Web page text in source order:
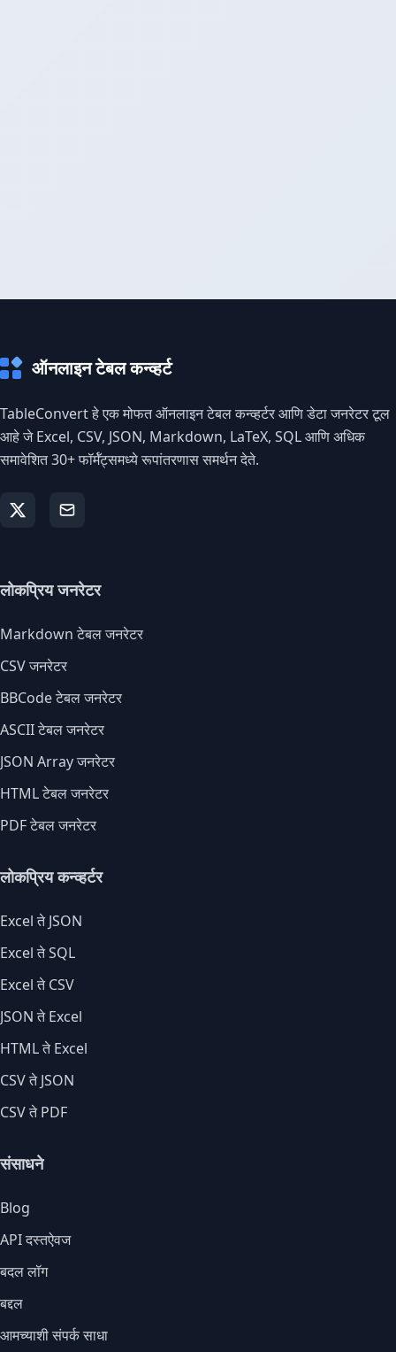
ऑनलाइन टेबल कन्व्हर्ट
TableConvert हे एक मोफत ऑनलाइन टेबल कन्व्हर्टर आणि डेटा जनरेटर टूल
आहे जे Excel, CSV, JSON, Markdown, LaTeX, SQL आणि अधिक
समावेशित 30+ फॉर्मॅट्समध्ये रूपांतरणास समर्थन देते.
लोकप्रिय जनरेटर
Markdown टेबल जनरेटर
CSV जनरेटर
BBCode टेबल जनरेटर
ASCII टेबल जनरेटर
JSON Array जनरेटर
HTML टेबल जनरेटर
PDF टेबल जनरेटर
लोकप्रिय कन्व्हर्टर
Excel ते JSON
Excel ते SQL
Excel ते CSV
JSON ते Excel
HTML ते Excel
CSV ते JSON
CSV ते PDF
संसाधने
Blog
API दस्तऐवज
बदल लॉग
बद्दल
आमच्याशी संपर्क साधा